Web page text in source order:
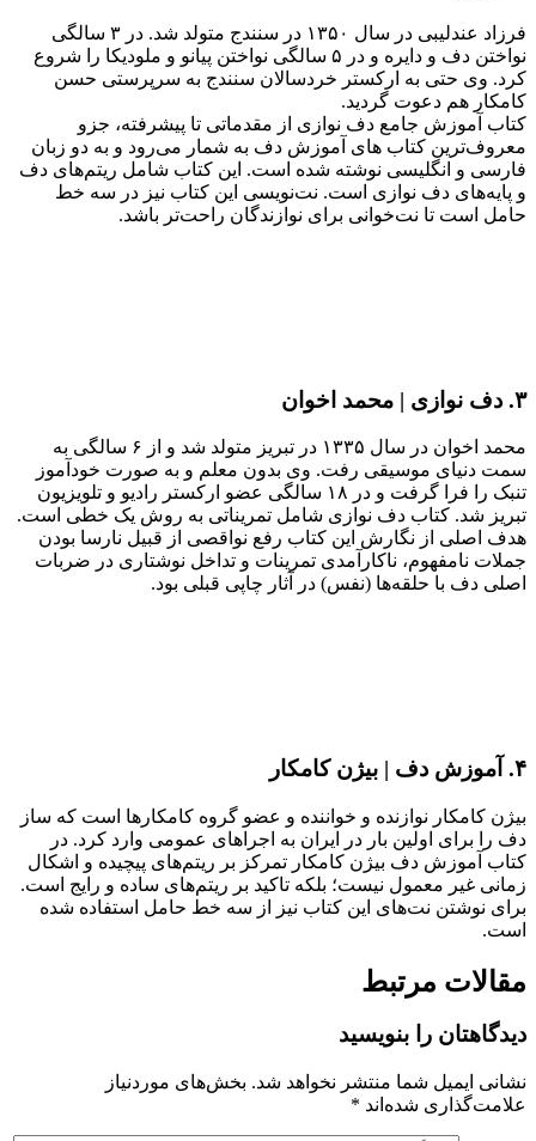
فرزاد عندلیبی در سال ۱۳۵۰ در سنندج متولد شد. در ۳ سالگی
نواختن دف و دایره و در ۵ سالگی نواختن پیانو و ملودیکا را شروع
کرد. وی حتی به ارکستر خردسالان سنندج به سرپرستی حسن
کامکار هم دعوت گردید.
کتاب آموزش جامع دف نوازی از مقدماتی تا پیشرفته، جزو
معروف‌ترین کتاب های آموزش دف به شمار می‌رود و به دو زبان
فارسی و انگلیسی نوشته شده است. این کتاب شامل ریتم‌های دف
و پایه‌های دف ‌نوازی است. نت‌نویسی این کتاب نیز در سه خط
حامل است تا نت‌خوانی برای نوازندگان راحت‌تر باشد.
۳. دف نوازی | محمد اخوان
محمد اخوان در سال ۱۳۳۵ در تبریز متولد شد و از ۶ سالگی به
سمت دنیای موسیقی رفت. وی بدون معلم و به صورت خودآموز
تنبک را فرا گرفت و در ۱۸ سالگی عضو ارکستر رادیو و تلویزیون
تبریز شد. کتاب دف نوازی شامل تمریناتی به روش یک خطی است.
هدف اصلی از نگارش این کتاب رفع نواقصی از قبیل نارسا بودن
جملات نامفهوم، ناکارآمدی تمرینات و تداخل نوشتاری در ضربات
اصلی دف با حلقه‌ها (نفس) در آثار چاپی قبلی بود.
۴. آموزش دف | بیژن کامکار
بیژن کامکار نوازنده و خواننده و عضو گروه کامکارها است که ساز
دف را برای اولین بار در ایران به اجراهای عمومی وارد کرد. در
کتاب آموزش دف بیژن کامکار تمرکز بر ریتم‌های پیچیده و اشکال
زمانی غیر معمول نیست؛ بلکه تاکید بر ریتم‌های ساده و رایج است.
برای نوشتن نت‌های این کتاب نیز از سه خط حامل استفاده شده
است.
مقالات مرتبط
دیدگاهتان را بنویسید
نشانی ایمیل شما منتشر نخواهد شد. بخش‌های موردنیاز
علامت‌گذاری شده‌اند *